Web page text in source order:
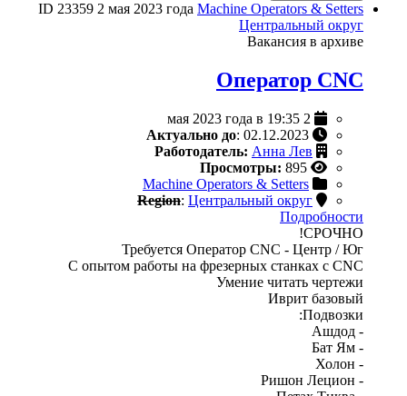
ID 23359 2 мая 2023 года Machine Operators & Setters
Центральный округ
Вакансия в архиве
Оператор CNC
Актуально до: 02.12.2023
Работодатель: Анна Лев
Просмотры: 895
Machine Operators & Setters
Region: Центральный округ
Подробности
СРОЧНО!
Требуется Оператор CNC - Центр / Юг
С опытом работы на фрезерных станках с CNC
Умение читать чертежи
Иврит базовый
Подвозки:
- Ашдод
- Бат Ям
- Холон
- Ришон Лецион